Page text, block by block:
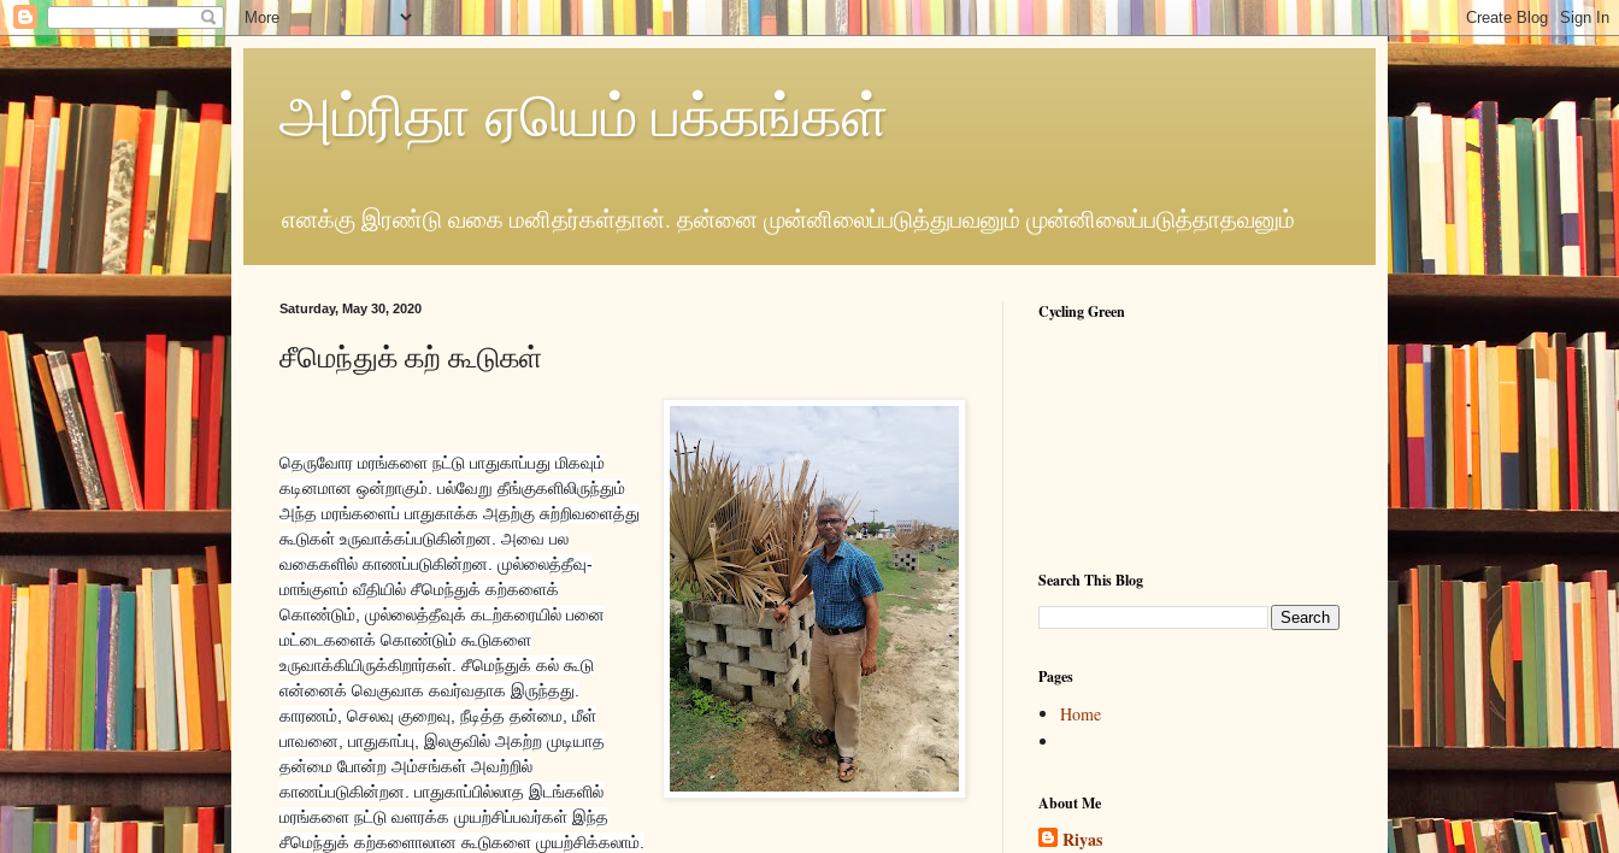
அம்ரிதா ஏயெம் பக்கங்கள்
எனக்கு இரண்டு வகை மனிதர்கள்தான். தன்னை முன்னிலைப்படுத்துபவனும் முன்னிலைப்படுத்தாதவனும்
Saturday, May 30, 2020
சீமெந்துக் கற் கூடுகள்
தெருவோர மரங்களை நட்டு பாதுகாப்பது மிகவும்
கடினமான ஒன்றாகும். பல்வேறு தீங்குகளிலிருந்தும்
அந்த மரங்களைப் பாதுகாக்க அதற்கு சுற்றிவளைத்து
கூடுகள் உருவாக்கப்படுகின்றன. அவை பல
வகைகளில் காணப்படுகின்றன. முல்லைத்தீவு-
மாங்குளம் வீதியில் சீமெந்துக் கற்களைக்
கொண்டும், முல்லைத்தீவுக் கடற்கரையில் பனை
மட்டைகளைக் கொண்டும் கூடுகளை
உருவாக்கியிருக்கிறார்கள். சீமெந்துக் கல் கூடு
என்னைக் வெகுவாக கவர்வதாக இருந்தது.
காரணம், செலவு குறைவு, நீடித்த தன்மை, மீள்
பாவனை, பாதுகாப்பு, இலகுவில் அகற்ற முடியாத
தன்மை போன்ற அம்சங்கள் அவற்றில்
காணப்படுகின்றன. பாதுகாப்பில்லாத இடங்களில்
மரங்களை நட்டு வளரக்க முயற்சிப்பவர்கள் இந்த
சீமெந்துக் கற்களைாலான கூடுகளை முயற்சிக்கலாம்.
Cycling Green
Search This Blog
Pages
Home
About Me
Riyas